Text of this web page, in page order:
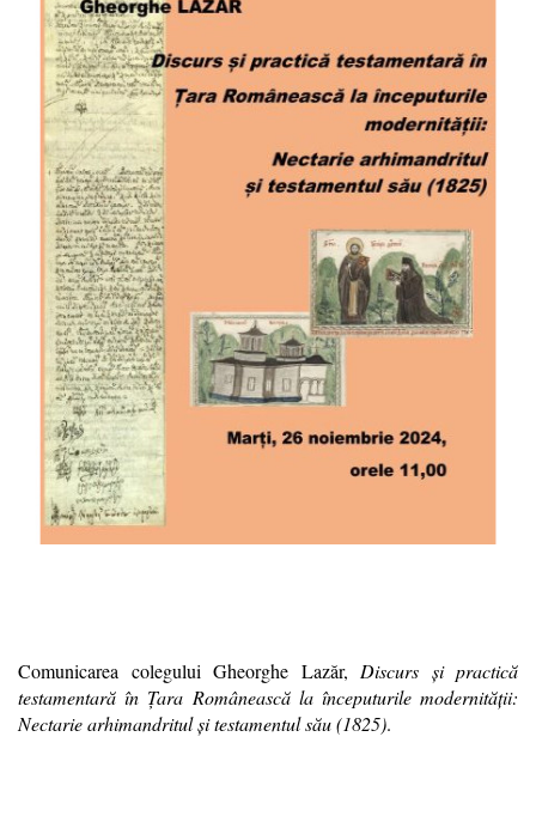
Comunicarea colegului Gheorghe Lazăr, Discurs și practică
testamentară în Țara Românească la începuturile modernității:
Nectarie arhimandritul și testamentul său (1825).